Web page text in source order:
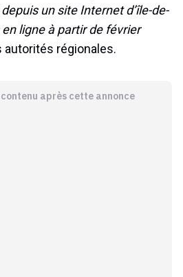
un site Internet d’île-de-
ligne à partir de février
régionales.
après cette annonce